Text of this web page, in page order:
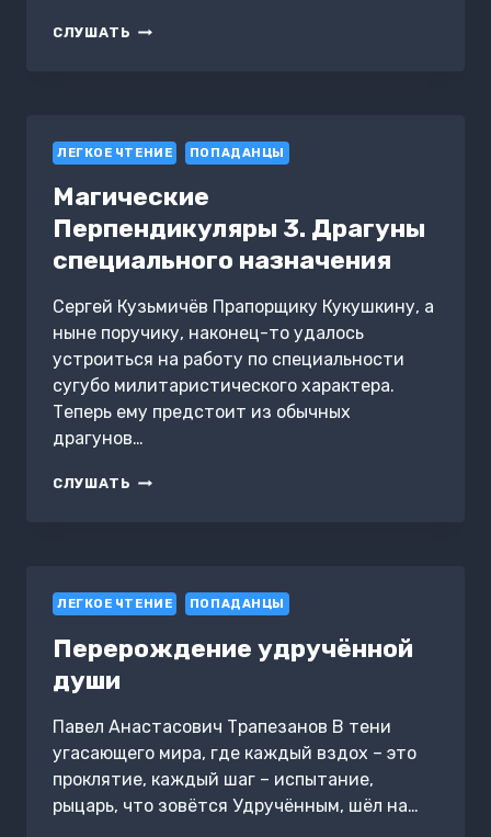
СЛУШАТЬ ПОСЛЕДНИЙ
ЛЕГКОЕ ЧТЕНИЕ ПОПАДАНЦЫ
Магические
Перпендикуляры 3. Драгуны
специального назначения
Сергей Кузьмичёв Прапорщику Кукушкину, а
ныне поручику, наконец-то удалось
устроиться на работу по специальности
сугубо милитаристического характера.
Теперь ему предстоит из обычных
драгунов…
СЛУШАТЬ МАГИЧЕСКИЕ
ЛЕГКОЕ ЧТЕНИЕ ПОПАДАНЦЫ
Перерождение удручённой
души
Павел Анастасович Трапезанов В тени
угасающего мира, где каждый вздох – это
проклятие, каждый шаг – испытание,
рыцарь, что зовётся Удручённым, шёл на…